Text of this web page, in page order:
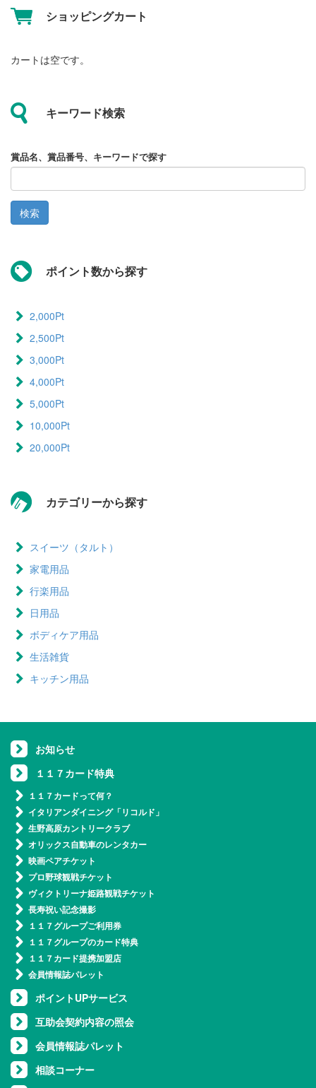
ショッピングカート
カートは空です。
キーワード検索
賞品名、賞品番号、キーワードで探す
検索
ポイント数から探す
2,000Pt
2,500Pt
3,000Pt
4,000Pt
5,000Pt
10,000Pt
20,000Pt
カテゴリーから探す
スイーツ（タルト）
家電用品
行楽用品
日用品
ボディケア用品
生活雑貨
キッチン用品
お知らせ
１１７カード特典
１１７カードって何？
イタリアンダイニング「リコルド」
生野高原カントリークラブ
オリックス自動車のレンタカー
映画ペアチケット
プロ野球観戦チケット
ヴィクトリーナ姫路観戦チケット
長寿祝い記念撮影
１１７グループご利用券
１１７グループのカード特典
１１７カード提携加盟店
会員情報誌パレット
ポイントUPサービス
互助会契約内容の照会
会員情報誌パレット
相談コーナー